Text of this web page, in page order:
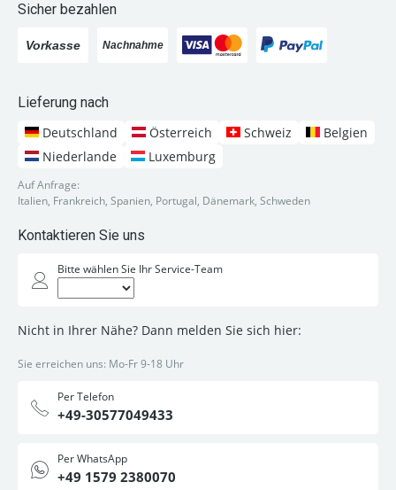
Sicher bezahlen
Lieferung nach
Deutschland
Österreich Schweiz
Belgien
Niederlande
Luxemburg
Auf Anfrage:
Italien, Frankreich, Spanien, Portugal, Dänemark, Schweden
Kontaktieren Sie uns
Bitte wählen Sie Ihr Service-Team
Nicht in Ihrer Nähe? Dann melden Sie sich hier:
Sie erreichen uns: Mo-Fr 9-18 Uhr
Per Telefon
+49-30577049433
Per WhatsApp
+49 1579 2380070